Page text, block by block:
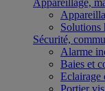
Appareillage,
Solutions
Sécurité,
Alarme
Baies et
Eclairage
Portier